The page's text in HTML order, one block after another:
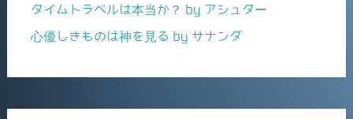
タイムトラベルは本当か？ by アシュター
心優しきものは神を見る by サナンダ